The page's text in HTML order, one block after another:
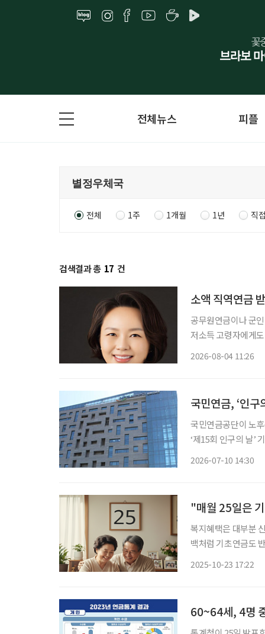
전체뉴스 피플
전체 1주 1개월 1년 직
검색결과 총 17 건
소액 직역연금
공무원연금이나 군
저소득 고령자에게
2026-08-04 11:26
국민연금, ‘인구
국민연금공단이 노
‘제15회 인구의 날’ 기
2026-07-10 14:30
"매월 25일은
복지혜택은 대부분
백처럼 기초연금도
2025-10-23 17:22
60~64세, 4명